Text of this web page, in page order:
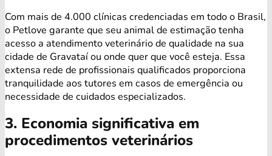
Com mais de 4.000 clínicas credenciadas em todo o Brasil,
o Petlove garante que seu animal de estimação tenha
acesso a atendimento veterinário de qualidade na sua
cidade de Gravataí ou onde quer que você esteja. Essa
extensa rede de profissionais qualificados proporciona
tranquilidade aos tutores em casos de emergência ou
necessidade de cuidados especializados.
3. Economia significativa em
procedimentos veterinários